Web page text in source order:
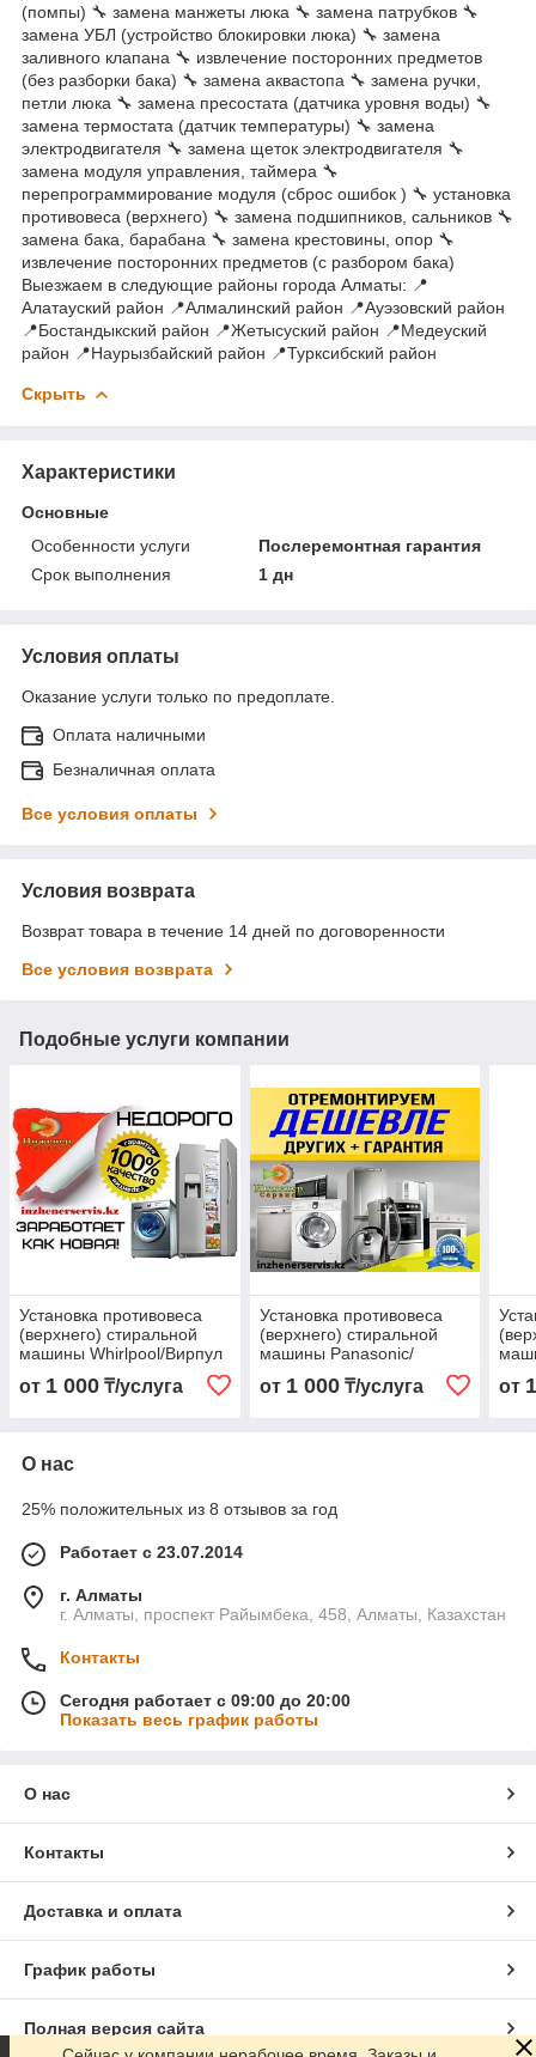
(помпы) 🔧 замена манжеты люка 🔧 замена патрубков 🔧
замена УБЛ (устройство блокировки люка) 🔧 замена
заливного клапана 🔧 извлечение посторонних предметов
(без разборки бака) 🔧 замена аквастопа 🔧 замена ручки,
петли люка 🔧 замена пресостата (датчика уровня воды) 🔧
замена термостата (датчик температуры) 🔧 замена
электродвигателя 🔧 замена щеток электродвигателя 🔧
замена модуля управления, таймера 🔧
перепрограммирование модуля (сброс ошибок ) 🔧 установка
противовеса (верхнего) 🔧 замена подшипников, сальников 🔧
замена бака, барабана 🔧 замена крестовины, опор 🔧
извлечение посторонних предметов (с разбором бака)
Выезжаем в следующие районы города Алматы: 📍
Алатауский район 📍Алмалинский район 📍Ауэзовский район
📍Бостандыкский район 📍Жетысуский район 📍Медеуский
район 📍Наурызбайский район 📍Турксибский район
Скрыть
Характеристики
Основные
Особенности услуги
Послеремонтная гарантия
Срок выполнения
1 дн
Условия оплаты
Оказание услуги только по предоплате.
Оплата наличными
Безналичная оплата
Все условия оплаты
Условия возврата
Возврат товара в течение 14 дней по договоренности
Все условия возврата
Подобные услуги компании
Установка противовеса
(верхнего) стиральной
машины Whirlpool/Вирпул
от 1 000 ₸/услуга
Установка противовеса
(верхнего) стиральной
машины Panasonic/
от 1 000₸/услуга от
О нас
25% положительных из 8 отзывов за год
Работает с 23.07.2014
г. Алматы
г. Алматы, проспект Райымбека, 458, Алматы, Казахстан
Контакты
Сегодня работает с 09:00 до 20:00
Показать весь график работы
О нас
Контакты
Доставка и оплата
График работы
Полная версия сайта